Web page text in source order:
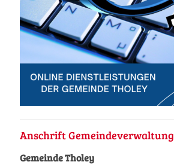
Anschrift Gemeindeverwaltung
Gemeinde Tholey